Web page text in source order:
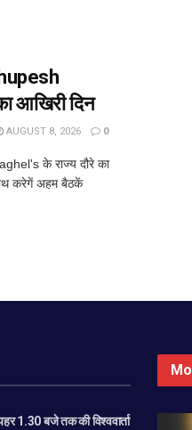
आखिरी दिन
AUGUST 8, 2026 0
के राज्य दौरे का
करेगें अहम बैठकें
1.30 बजे तक की विश्ववार्ता